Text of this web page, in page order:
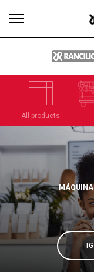
All products
Todos
Our brands
Group